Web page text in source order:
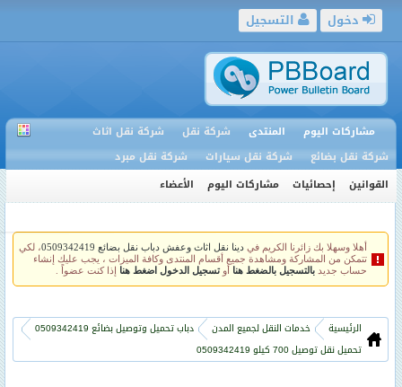
التسجيل دخول
مشاركات اليوم المنتدى شركة نقل
شركة نقل اثاث
شركة نقل بضائع
شركة نقل سيارات
شركة نقل مبرد
القوانين
إحصائيات مشاركات اليوم الأعضاء
أهلا وسهلا بك زائرنا الكريم فيدينا نقل اثاث وعفش دباب نقل بضائع 0509342419
، لكي
تتمكن من المشاركة ومشاهدة جميع أقسام المنتدى وكافة الميزات ، يجب عليك إنشاء
حساب جديدبالتسجيل بالضغط هنا أوتسجيل الدخول اضغط هنا إذا كنت عضواً .
الرئيسية خدمات النقل لجميع المدن
دباب تحميل وتوصيل بضائع 0509342419
تحميل نقل توصيل 700 كيلو 0509342419